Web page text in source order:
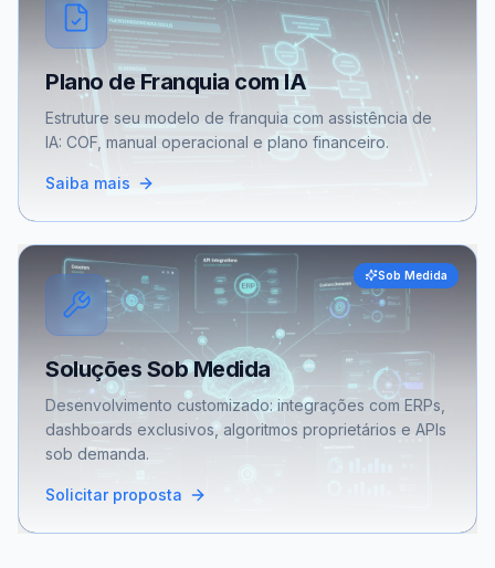
Plano de Franquia com IA
Estruture seu modelo de franquia com assistência de
IA: COF, manual operacional e plano financeiro.
Saiba mais
Sob Medida
Soluções Sob Medida
Desenvolvimento customizado: integrações com ERPs,
dashboards exclusivos, algoritmos proprietários e APIs
sob demanda.
Solicitar proposta